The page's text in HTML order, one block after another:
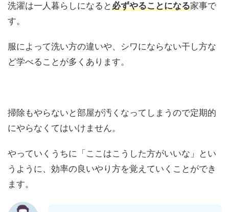
洗濯は一人暮らしになると必ずやることになる家事で
す。
服によって洗い方の違いや、シワにならない干し方な
ど学べることが多くあります。
掃除もやらないと部屋が汚くなってしまうので定期的
にやらなくてはいけません。
やっていくうちに「ここはこうした方がいいな」とい
うように、効率の良いやり方を覚えていくことができ
ます。